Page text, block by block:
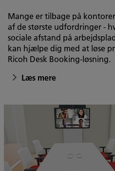
Mange er tilbage på
af de største udfordringer -
sociale afstand på
kan hjælpe dig med at løse
Ricoh Desk Booking-løsning.
Læs mere